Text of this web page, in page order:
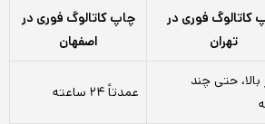
کاتالوگ فوری در
تهران
چاپ کاتالوگ فوری در
اصفهان
بالا، حتی چند
عمدتاً ۲۴ ساعته